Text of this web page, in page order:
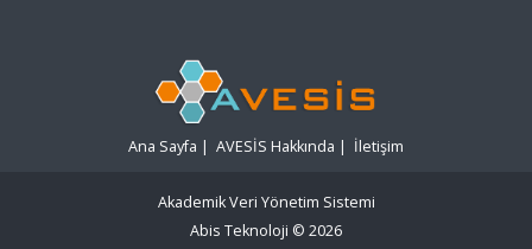
Ana Sayfa | AVESİS Hakkında | İletişim
Akademik Veri Yönetim Sistemi
Abis Teknoloji © 2026